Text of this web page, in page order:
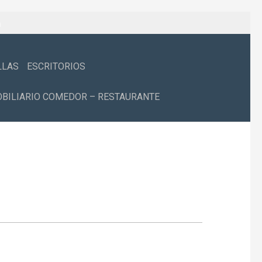
ESCRITORIOS
COMEDOR – RESTAURANTE